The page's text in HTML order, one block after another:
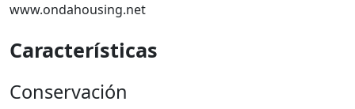
www.ondahousing.net
Características
Conservación